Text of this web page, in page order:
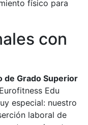
físico para
con
de Grado Superior
Edu
especial: nuestro
laboral de